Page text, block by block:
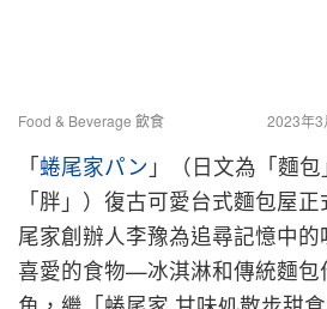
Food & Beverage 飲食 2023年3
「蜷尾家パン 」（日文為「麵
「胖」）復古可愛台式麵包屋
尾家創辦人李豫為追尋記憶中
喜愛的食物—冰淇淋和傳統麵包